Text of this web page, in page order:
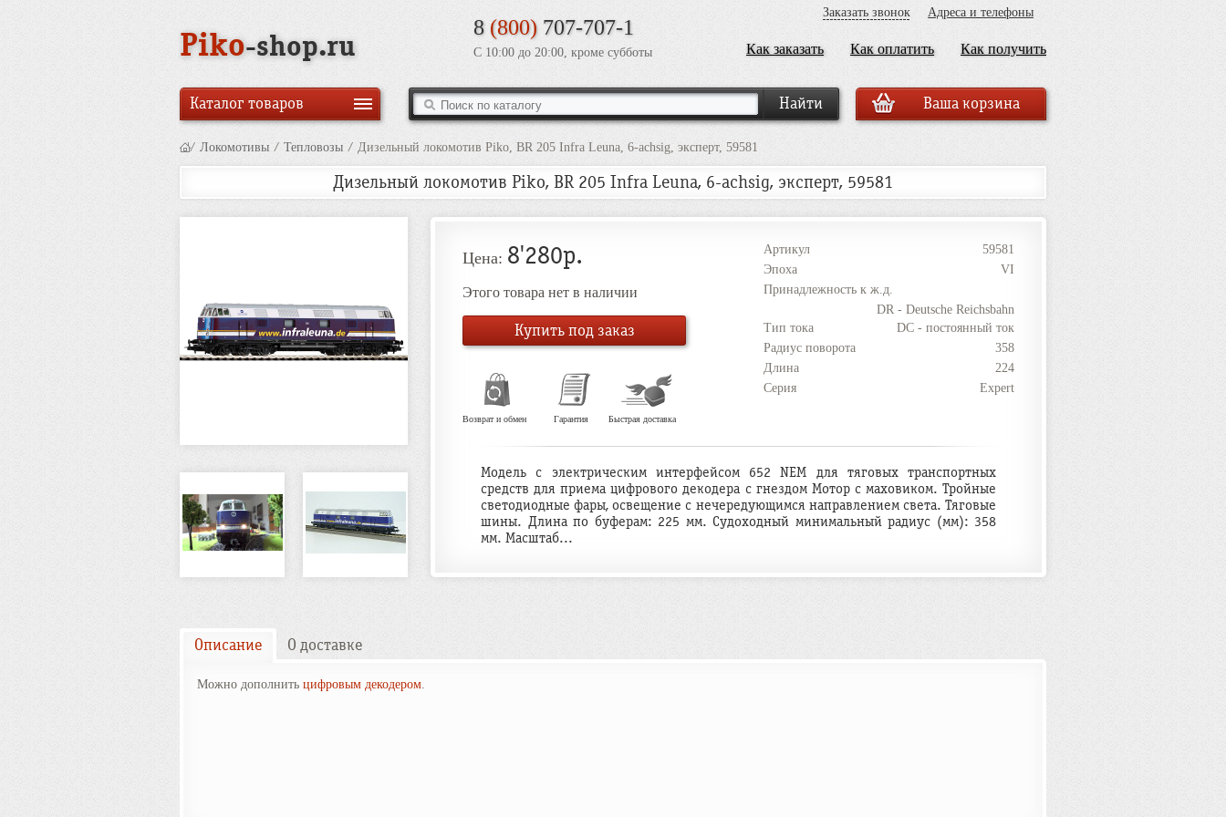
Piko-shop.ru
8 (800)707-707-1
С 10:00 до 20:00, кроме субботы
Адреса и телефоны
Заказать звонок
Как получить
Как оплатить
Как заказать
Каталог товаров Ваша корзина
/ Локомотивы / Тепловозы / Дизельный локомотив Piko, BR 205 Infra Leuna, 6-achsig, эксперт, 59581
Дизельный локомотив Piko, BR 205 Infra Leuna, 6-achsig, эксперт, 59581
Артикул
59581
Эпоха
VI
Принадлежность к ж.д.
DR - Deutsche Reichsbahn
Тип тока
DC - постоянный ток
Радиус поворота
358
Длина
224
Серия
Expert
Цена: 8'280р.
Этого товара нет в наличии
Купить под заказ
Возврат и обмен Гарантия Быстрая доставка
Модель с электрическим интерфейсом 652 NEM для тяговых транспортных
средств для приема цифрового декодера с гнездом Мотор с маховиком. Тройные
светодиодные фары, освещение с нечередующимся направлением света. Тяговые
шины. Длина по буферам: 225 мм. Судоходный минимальный радиус (мм): 358
мм. Масштаб...
Описание О доставке
Можно дополнить цифровым декодером.